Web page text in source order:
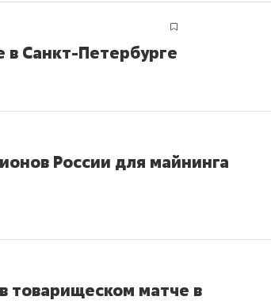
в Санкт-Петербурге
России для майнинга
товарищеском матче в